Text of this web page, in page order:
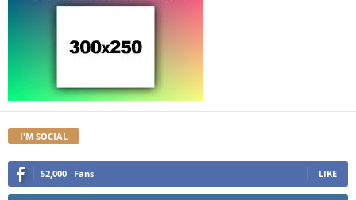
I'M SOCIAL
52,000 Fans LIKE